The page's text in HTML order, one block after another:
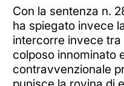
Con la sentenza n.
ha spiegato invece
intercorre invece tra
colposo innominato
contravvenzionale